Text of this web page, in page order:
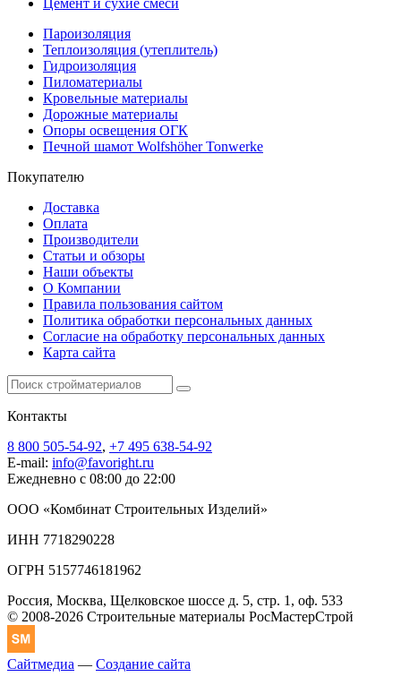
Пароизоляция
Теплоизоляция (утеплитель)
Гидроизоляция
Пиломатериалы
Кровельные материалы
Дорожные материалы
Опоры освещения ОГК
Печной шамот Wolfshöher Tonwerke
Покупателю
Доставка
Оплата
Производители
Статьи и обзоры
Наши объекты
О Компании
Правила пользования сайтом
Политика обработки персональных данных
Согласие на обработку персональных данных
Карта сайта
Контакты
8 800 505-54-92, +7 495 638-54-92
E-mail: info@favoright.ru
Ежедневно с 08:00 до 22:00
ООО «Комбинат Строительных Изделий»
ИНН 7718290228
ОГРН 5157746181962
Россия, Москва, Щелковское шоссе д. 5, стр. 1, оф. 533
© 2008-2026 Строительные материалы РосМастерСтрой
Сайтмедиа — Создание сайта